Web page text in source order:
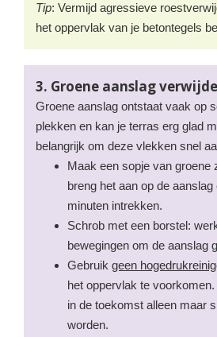
Tip: Vermijd agressieve
het oppervlak van je betontegels
3. Groene aanslag
Groene aanslag ontstaat vaak op
plekken en kan je terras erg glad
belangrijk om deze vlekken snel
Maak een sopje van groene
breng het aan op de
minuten intrekken.
Schrob met een borstel:
bewegingen om de aanslag
Gebruik geen
het oppervlak te
in de toekomst alleen maar
worden.